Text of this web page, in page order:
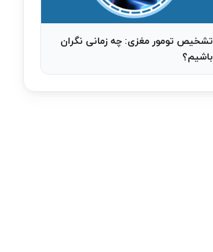
تشخیص تومور مغزی: چه زمانی نگران
باشیم؟